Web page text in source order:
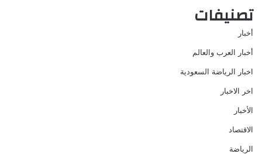
تصنيفات
أخبار
أخبار العرب والعالم
اخبار الرياضة السعودية
اخر الاخبار
الأخبار
الاقتصاد
الرياضة